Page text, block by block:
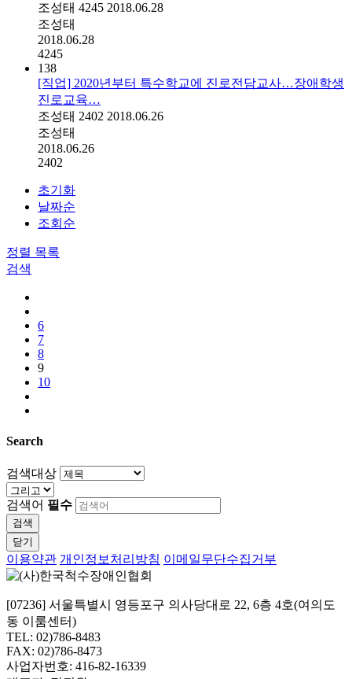
조성태 4245 2018.06.28
조성태
2018.06.28
4245
138
[직업] 2020년부터 특수학교에 진로전담교사…장애학생
진로교육…
조성태 2402 2018.06.26
조성태
2018.06.26
2402
초기화
날짜순
조회순
정렬 목록
검색
6
7
8
9
10
Search
검색대상
검색어 필수
검색
닫기
이용약관 개인정보처리방침 이메일무단수집거부
[07236] 서울특별시 영등포구 의사당대로 22, 6층 4호(여의도
동 이룸센터)
TEL: 02)786-8483
FAX: 02)786-8473
사업자번호: 416-82-16339